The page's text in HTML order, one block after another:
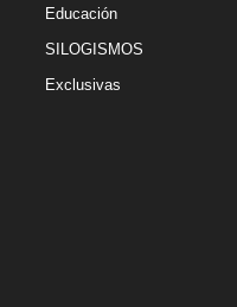
Educación
SILOGISMOS
Exclusivas